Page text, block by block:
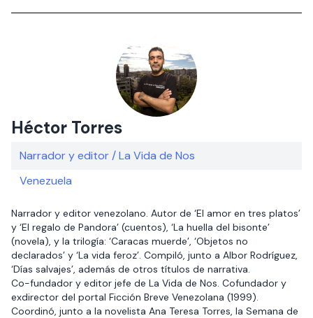
Héctor Torres
Narrador y editor / La Vida de Nos
Venezuela
Narrador y editor venezolano. Autor de ‘El amor en tres platos’
y ‘El regalo de Pandora’ (cuentos), ‘La huella del bisonte’
(novela), y la trilogía: ‘Caracas muerde’, ‘Objetos no
declarados’ y ‘La vida feroz’. Compiló, junto a Albor Rodríguez,
‘Días salvajes’, además de otros títulos de narrativa.
Co-fundador y editor jefe de La Vida de Nos. Cofundador y
exdirector del portal Ficción Breve Venezolana (1999).
Coordinó, junto a la novelista Ana Teresa Torres, la Semana de